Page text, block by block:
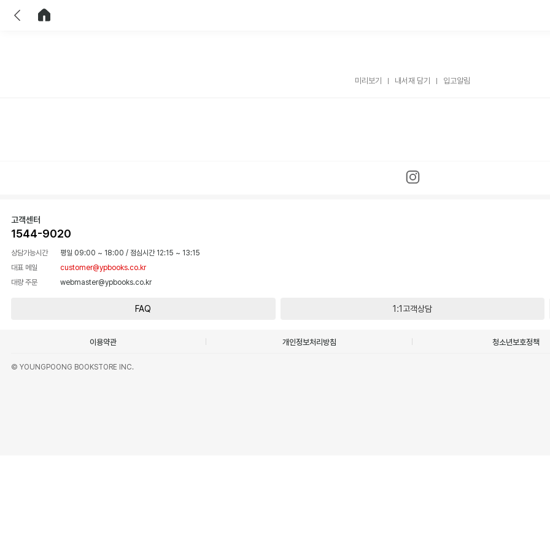
미리보기 내서재 담기 입고알림
고객센터
1544-9020
상담가능시간 평일 09:00 ~ 18:00 / 점심시간 12:15 ~ 13:15
대표 메일
customer@ypbooks.co.kr
대량 주문
webmaster@ypbooks.co.kr
FAQ 1:1고객상담
이용약관 개인정보처리방침 청소년보호정책
© YOUNGPOONG BOOKSTORE INC.